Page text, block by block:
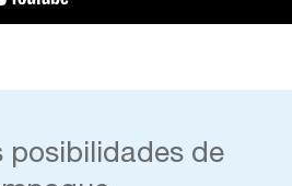
posibilidades de